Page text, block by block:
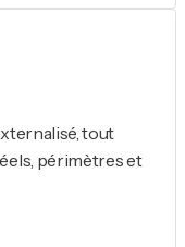
tout
périmètres et